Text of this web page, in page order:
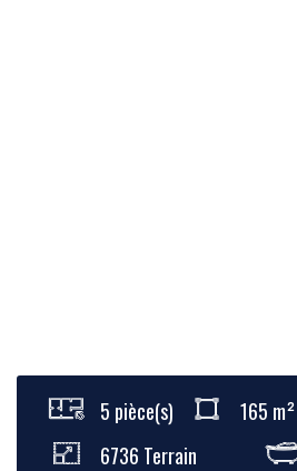
5 pièce(s) 165 m²
6736 Terrain